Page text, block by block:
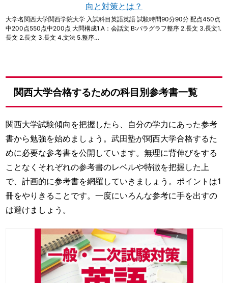
向と対策とは？
大学名関西大学関西学院大学 入試科目英語英語 試験時間90分90分 配点450点
中200点550点中200点 大問構成1.A：会話文 B:パラグラフ整序 2.長文 3.長文1.
長文 2.長文 3.長文 4.文法 5.整序…
関西大学合格するための科目別参考書一覧
関西大学試験傾向を把握したら、自分の学力にあった参考
書から勉強を始めましょう。武田塾が関西大学合格するた
めに必要な参考書を公開しています。無理に背伸びをする
ことなくそれぞれの参考書のレベルや特徴を把握した上
で、計画的に参考書を網羅していきましょう。ポイントは1
冊をやりきることです。一度にいろんな参考に手を出すの
は避けましょう。